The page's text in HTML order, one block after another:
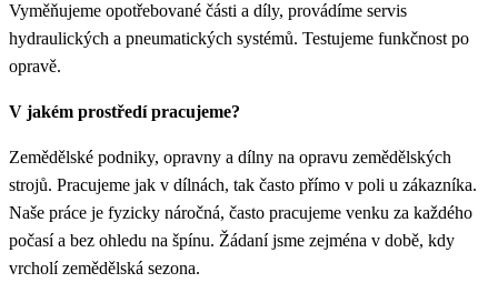
Vyměňujeme opotřebované části a díly, provádíme servis
hydraulických a pneumatických systémů. Testujeme funkčnost po
opravě.
V jakém prostředí pracujeme?
Zemědělské podniky, opravny a dílny na opravu zemědělských
strojů. Pracujeme jak v dílnách, tak často přímo v poli u zákazníka.
Naše práce je fyzicky náročná, často pracujeme venku za každého
počasí a bez ohledu na špínu. Žádaní jsme zejména v době, kdy
vrcholí zemědělská sezona.